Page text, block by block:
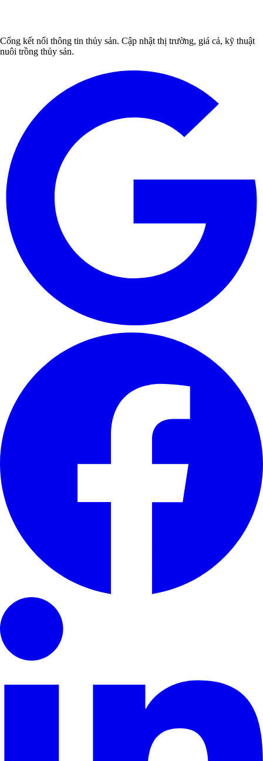
Cổng kết nối thông tin thủy sản. Cập nhật thị trường, giá cả, kỹ thuật
nuôi trồng thủy sản.